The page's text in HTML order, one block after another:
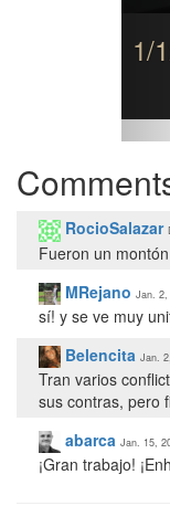
1/
RocioSalazar
Fueron un
MRejano Jan. 2,
sí! y se ve muy
Belencita Jan.
Tran varios
sus contras, pero
abarca Jan. 15,
¡Gran trabajo!